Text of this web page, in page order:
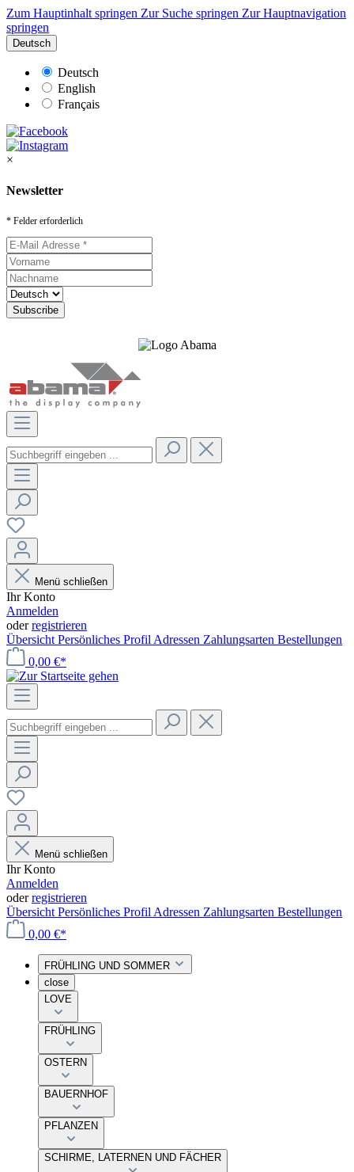
Zum Hauptinhalt springen Zur Suche springen Zur Hauptnavigation
springen
Deutsch
Deutsch
English
Français
×
Newsletter
* Felder erforderlich
Menü schließen
Ihr Konto
Anmelden
oderregistrieren
Übersicht Persönliches Profil Adressen Zahlungsarten Bestellungen
0,00 €*
Menü schließen
Ihr Konto
Anmelden
oderregistrieren
Übersicht Persönliches Profil Adressen Zahlungsarten Bestellungen
0,00 €*
FRÜHLING UND SOMMER
close
LOVE
FRÜHLING
OSTERN
BAUERNHOF
PFLANZEN
SCHIRME, LATERNEN UND FÄCHER